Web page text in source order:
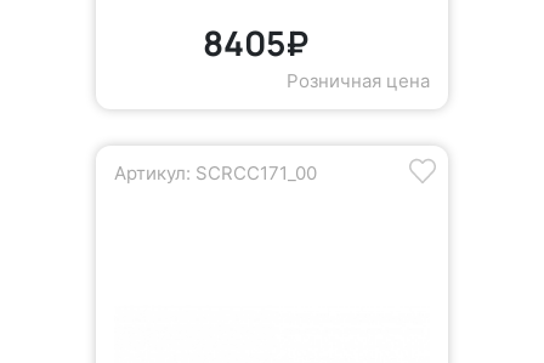
8405₽
Розничная цена
Артикул: SCRCC171_00